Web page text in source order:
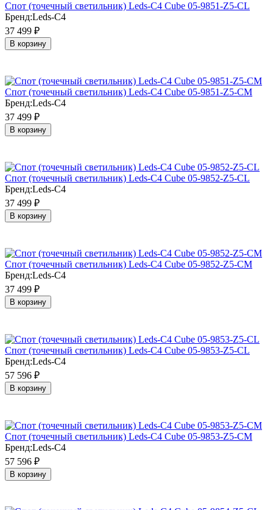
Cпот (точечный светильник) Leds-C4 Cube 05-9851-Z5-CL
Бренд:Leds-C4
37 499 ₽
В корзину
Cпот (точечный светильник) Leds-C4 Cube 05-9851-Z5-CM
Бренд:Leds-C4
37 499 ₽
В корзину
Cпот (точечный светильник) Leds-C4 Cube 05-9852-Z5-CL
Бренд:Leds-C4
37 499 ₽
В корзину
Cпот (точечный светильник) Leds-C4 Cube 05-9852-Z5-CM
Бренд:Leds-C4
37 499 ₽
В корзину
Cпот (точечный светильник) Leds-C4 Cube 05-9853-Z5-CL
Бренд:Leds-C4
57 596 ₽
В корзину
Cпот (точечный светильник) Leds-C4 Cube 05-9853-Z5-CM
Бренд:Leds-C4
57 596 ₽
В корзину